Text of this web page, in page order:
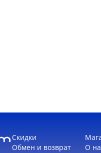
Скидки
Обмен и возврат
О